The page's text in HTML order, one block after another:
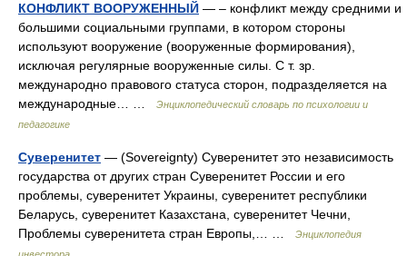
КОНФЛИКТ ВООРУЖЕННЫЙ — – конфликт между средними и
большими социальными группами, в котором стороны
используют вооружение (вооруженные формирования),
исключая регулярные вооруженные силы. С т. зр.
международно правового статуса сторон, подразделяется на
международные… …
Энциклопедический словарь по психологии и
педагогике
Суверенитет — (Sovereignty) Суверенитет это независимость
государства от других стран Суверенитет России и его
проблемы, суверенитет Украины, суверенитет республики
Беларусь, суверенитет Казахстана, суверенитет Чечни,
Проблемы суверенитета стран Европы,… …
Энциклопедия